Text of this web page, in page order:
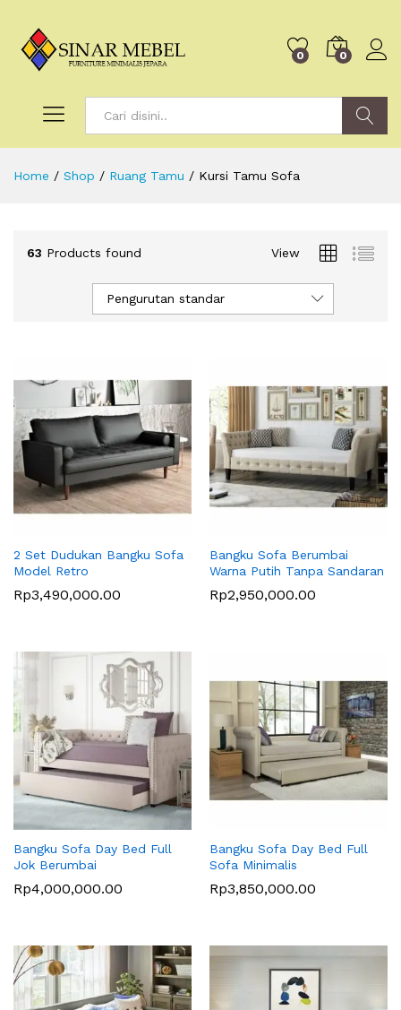
0 0
Search
Home / Shop / Ruang Tamu / Kursi Tamu Sofa
63 Products found View
Pengurutan standar
2 Set Dudukan Bangku Sofa
Model Retro
Rp3,490,000.00
Bangku Sofa Berumbai
Warna Putih Tanpa Sandaran
Rp2,950,000.00
Bangku Sofa Day Bed Full
Jok Berumbai
Rp4,000,000.00
Bangku Sofa Day Bed Full
Sofa Minimalis
Rp3,850,000.00